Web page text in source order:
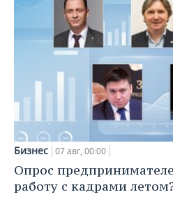
Бизнес 07 авг, 00:00
Опрос
работу с кадрами